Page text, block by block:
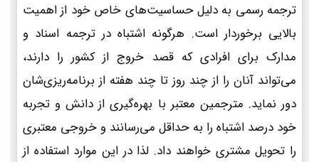
ترجمه رسمی به دلیل حساسیت‌های خاص خود از اهمیت
بالایی برخوردار است. هرگونه اشتباه در ترجمه اسناد و
مدارک برای افرادی که قصد خروج از کشور را دارند،
می‌تواند آنان را از چند روز تا چند هفته از برنامه‌ریزی‌شان
دور نماید. مترجمین معتبر با بهره‌گیری از دانش و تجربه
خود درصد اشتباه را به حداقل می‌رسانند و خروجی معتبری
را تحویل مشتری خواهند داد. لذا در این موارد استفاده از